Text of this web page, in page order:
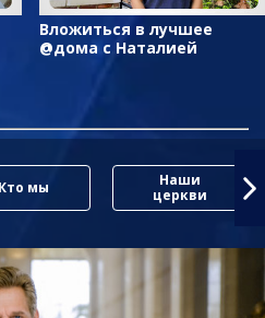
Вложиться в лучшее
@дома с Наталией
Кто мы
Наши
церкви